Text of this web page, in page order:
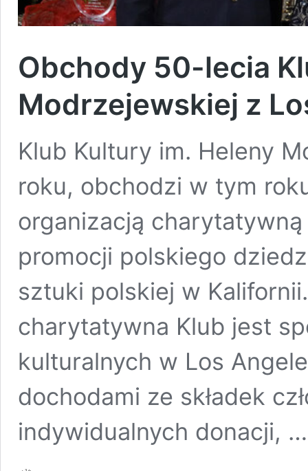
Obchody 50-lecia
Modrzejewskiej z
Klub Kultury im. Heleny
roku, obchodzi w tym
organizacją
promocji polskiego
sztuki polskiej w
charytatywna Klub jest
kulturalnych w Los
dochodami ze składek
indywidualnych donacji,